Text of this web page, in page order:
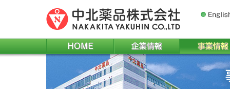
企業情報 事業情報